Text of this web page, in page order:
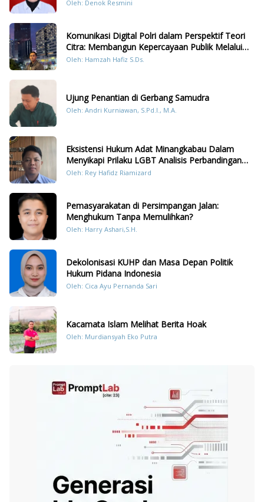
Oleh: Denok Resmini
Komunikasi Digital Polri dalam Perspektif Teori
Citra: Membangun Kepercayaan Publik Melalui
Konten Humanis Kesiapsiagaan Bencana di
Oleh: Hamzah Hafiz S.Ds.
Ujung Penantian di Gerbang Samudra
Oleh: Andri Kurniawan, S.Pd.I., M.A.
Eksistensi Hukum Adat Minangkabau Dalam
Menyikapi Prilaku LGBT Analisis Perbandingan
Dengan Hukum Pidana
Oleh: Rey Hafidz Riamizard
Pemasyarakatan di Persimpangan Jalan:
Menghukum Tanpa Memulihkan?
Oleh: Harry Ashari,S.H.
Dekolonisasi KUHP dan Masa Depan Politik
Hukum Pidana Indonesia
Oleh: Cica Ayu Pernanda Sari
Kacamata Islam Melihat Berita Hoak
Oleh: Murdiansyah Eko Putra